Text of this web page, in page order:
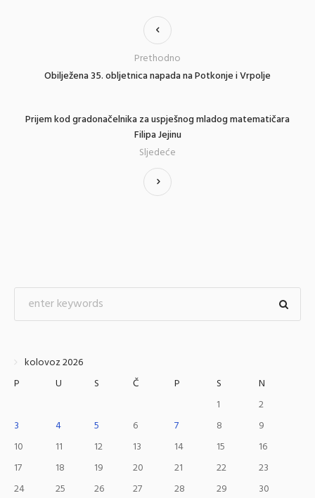
Obilježena 35. obljetnica napada na Potkonje i Vrpolje
Prethodno
Prijem kod gradonačelnika za uspješnog mladog matematičara
Filipa Jejinu
Sljedeće
kolovoz 2026
P
U S Č P S
N
1
2
3
4 5 6 7 8
9
10
11 12 13 14 15
16
17
18 19 20 21 22
23
24
25 26 27 28 29
30